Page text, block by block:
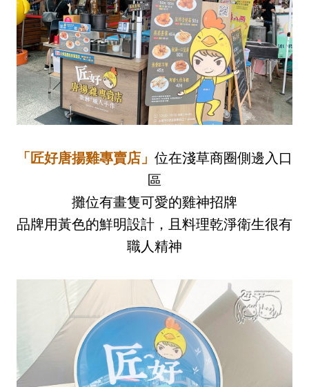
「匠好唐揚雞專賣店」 位在淺草商圈側邊入口
區
攤位有畫隻可愛的雞神招牌
品牌用黃色的鮮明設計，且料理乾淨衛生很有
職人精神